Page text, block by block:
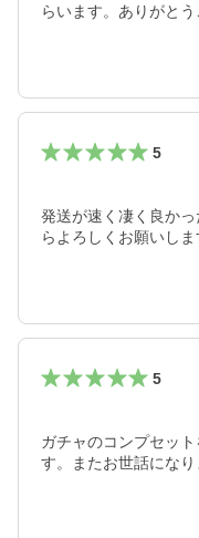
らいます。ありがとう
5
発送が速く凄く良か
らよろしくお願いしま
5
ガチャのコンプセッ
す。またお世話になり